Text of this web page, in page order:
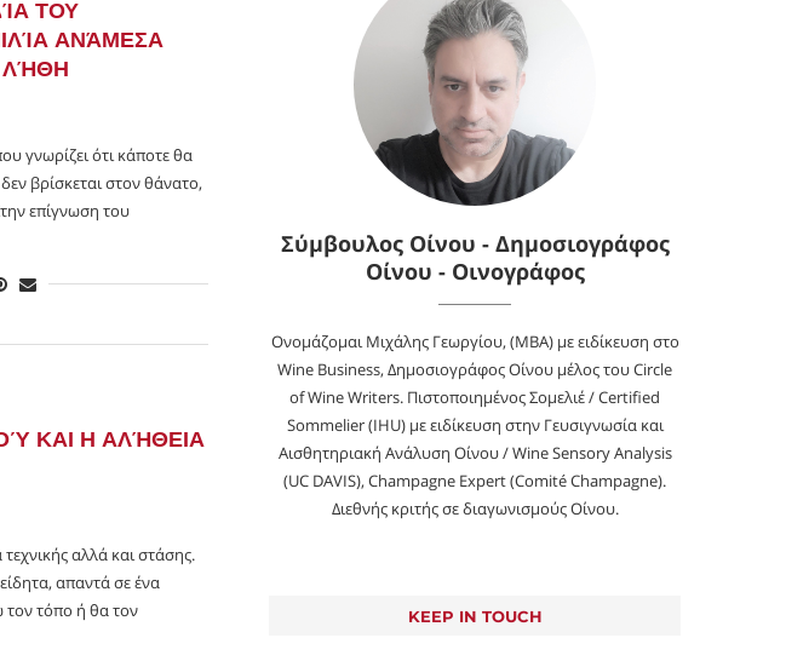
ΤΟΥ
ΑΝΆΜΕΣΑ
ΛΉΘΗ
γνωρίζει ότι κάποτε θα
βρίσκεται στον θάνατο,
επίγνωση του
ΚΑΙ Η ΑΛΉΘΕΙΑ
αλλά και στάσης.
απαντά σε ένα
τόπο ή θα τον
Σύμβουλος Οίνου - Δημοσιογράφος
Οίνου - Οινογράφος
Ονομάζομαι Μιχάλης Γεωργίου, (MBA) με ειδίκευση στο
Wine Business, Δημοσιογράφος Οίνου μέλος του Circle
of Wine Writers. Πιστοποιημένος Σομελιέ / Certified
Sommelier (IHU) με ειδίκευση στην Γευσιγνωσία και
Αισθητηριακή Ανάλυση Οίνου / Wine Sensory Analysis
(UC DAVIS), Champagne Expert (Comité Champagne).
Διεθνής κριτής σε διαγωνισμούς Οίνου.
KEEP IN TOUCH